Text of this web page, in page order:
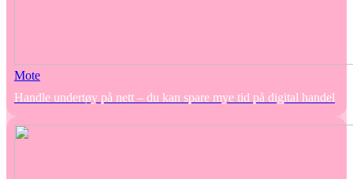
Mote
Handle undertøy på nett – du kan spare mye tid på digital handel